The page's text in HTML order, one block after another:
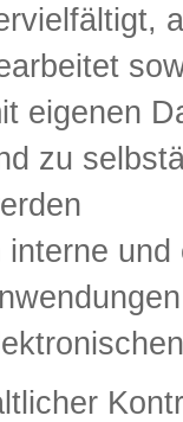
eigenen
zu
interne